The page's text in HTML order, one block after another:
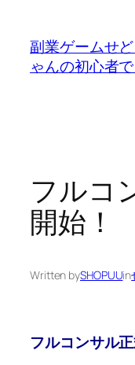
副業ゲームせ
ゃんの初心者
フルコ
開始！
Written bySHOPUUin
フルコンサル